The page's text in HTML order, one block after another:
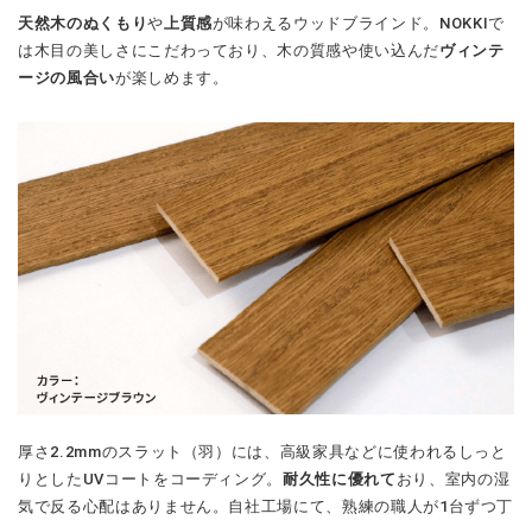
天然木のぬくもりや 上質感が味わえるウッドブラインド。NOKKIで
は木目の美しさにこだわっており、木の質感や使い込んだヴィンテ
ージの風合いが楽しめます。
厚さ2.2mmのスラット（羽）には、高級家具などに使われるしっと
りとしたUVコートをコーディング。耐久性に優れて おり、室内の湿
気で反る心配はありません。自社工場にて、熟練の職人が1台ずつ丁